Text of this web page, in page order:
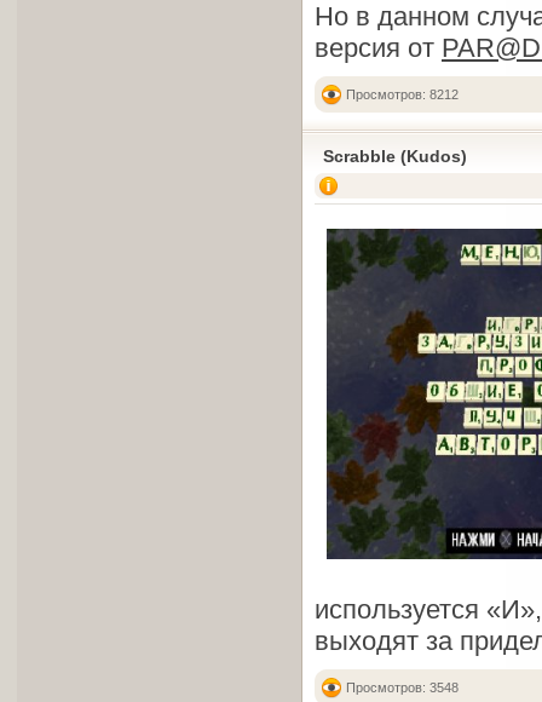
Но в данном
версия от
Просмотров: 8212
Scrabble (Kudos)
используется
выходят за
Просмотров: 3548